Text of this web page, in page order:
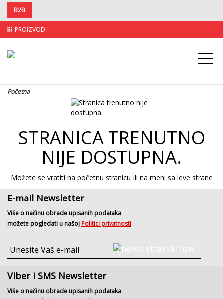
B2B
apps PROIZVODI
Početna
STRANICA TRENUTNO
NIJE DOSTUPNA.
Možete se vratiti na početnu stranicu ili na meni sa leve strane
E-mail Newsletter
Više o načinu obrade upisanih podataka
možete pogledati u našoj Politici privatnosti
Viber i SMS Newsletter
Više o načinu obrade upisanih podataka